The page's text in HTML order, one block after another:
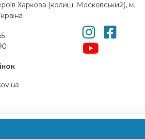
Харкова (колиш. Московський), м.